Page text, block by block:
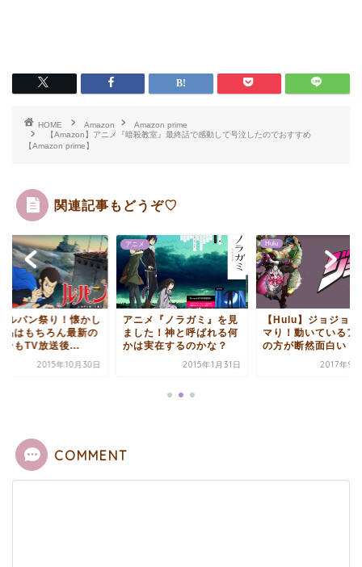
HOME Amazon
Amazon prime
【Amazon】アニメ『暗殺教室』最終話で感動して号泣したのでおすすめ
【Amazon prime】
関連記事もどうぞ♡
メ『ノラガミ』を見
た！神と呼ばれる何
実在するのかな？
2015年1月31日
Hulu
【Hulu】ジョジョに激ハ
マり！動いているアニメ
の方が断然面白い！...
2017年9月25日
Hulu
Huluルパン祭り！
い作品はもちろん最
ルパンもTV放送後...
2015年10
COMMENT